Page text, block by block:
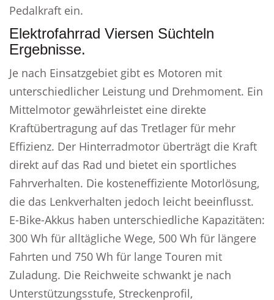
Pedalkraft ein.
Elektrofahrrad Viersen Süchteln
Ergebnisse.
Je nach Einsatzgebiet gibt es Motoren mit
unterschiedlicher Leistung und Drehmoment. Ein
Mittelmotor gewährleistet eine direkte
Kraftübertragung auf das Tretlager für mehr
Effizienz. Der Hinterradmotor überträgt die Kraft
direkt auf das Rad und bietet ein sportliches
Fahrverhalten. Die kosteneffiziente Motorlösung,
die das Lenkverhalten jedoch leicht beeinflusst.
E-Bike-Akkus haben unterschiedliche Kapazitäten:
300 Wh für alltägliche Wege, 500 Wh für längere
Fahrten und 750 Wh für lange Touren mit
Zuladung. Die Reichweite schwankt je nach
Unterstützungsstufe, Streckenprofil,